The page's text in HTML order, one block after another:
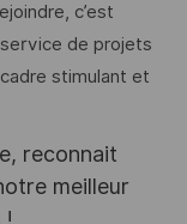
c’est
de projets
stimulant et
reconnait
meilleur
!